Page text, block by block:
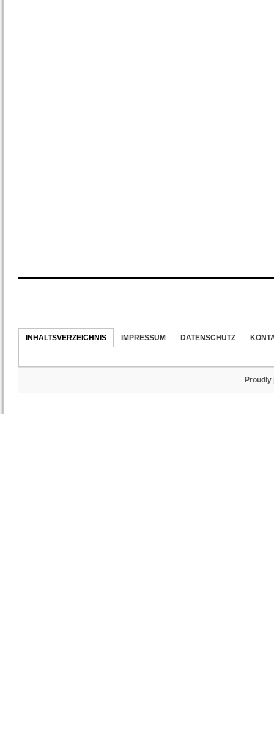
INHALTSVERZEICHNIS IMPRESSUM DATENSCHUTZ
Proudly